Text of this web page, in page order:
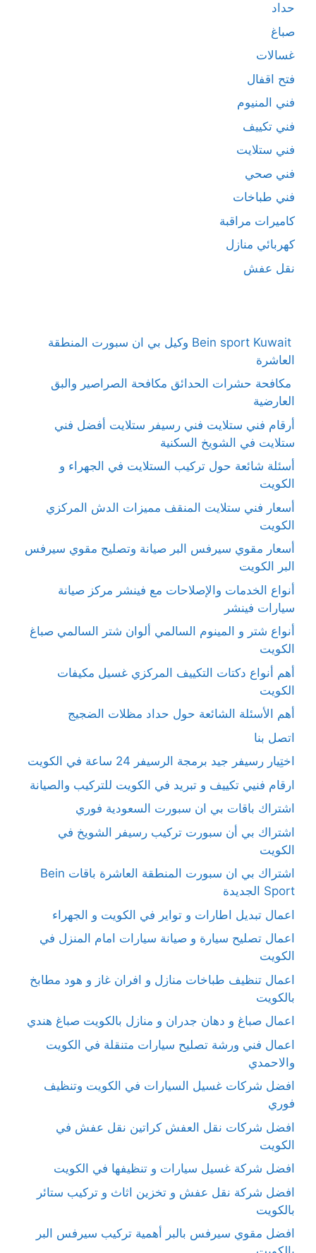
حداد
صباغ
غسالات
فتح اقفال
فني المنيوم
فني تكييف
فني ستلايت
فني صحي
فني طباخات
كاميرات مراقبة
كهربائي منازل
نقل عفش
Bein sport Kuwait وكيل بي ان سبورت المنطقة
العاشرة
مكافحة حشرات الحدائق مكافحة الصراصير والبق
العارضية
أرقام فني ستلايت فني رسيفر ستلايت أفضل فني
ستلايت في الشويخ السكنية
أسئلة شائعة حول تركيب الستلايت في الجهراء و
الكويت
أسعار فني ستلايت المنقف مميزات الدش المركزي
الكويت
أسعار مقوي سيرفس البر صيانة وتصليح مقوي سيرفس
البر الكويت
أنواع الخدمات والإصلاحات مع فينشر مركز صيانة
سيارات فينشر
أنواع شتر و المينوم السالمي ألوان شتر السالمي صباغ
الكويت
أهم أنواع دكتات التكييف المركزي غسيل مكيفات
الكويت
أهم الأسئلة الشائعة حول حداد مظلات الضجيج
اتصل بنا
اختِيار رسيفر جيد برمجة الرسيفر 24 ساعة في الكويت
ارقام فنيي تكييف و تبريد في الكويت للتركيب والصيانة
اشتراك باقات بي ان سبورت السعودية فوري
اشتراك بي أن سبورت تركيب رسيفر الشويخ في
الكويت
اشتراك بي ان سبورت المنطقة العاشرة باقات Bein
Sport الجديدة
اعمال تبديل اطارات و تواير في الكويت و الجهراء
اعمال تصليح سيارة و صيانة سيارات امام المنزل في
الكويت
اعمال تنظيف طباخات منازل و افران غاز و هود مطابخ
بالكويت
اعمال صباغ و دهان جدران و منازل بالكويت صباغ هندي
اعمال فني ورشة تصليح سيارات متنقلة في الكويت
والاحمدي
افضل شركات غسيل السيارات في الكويت وتنظيف
فوري
افضل شركات نقل العفش كراتين نقل عفش في
الكويت
افضل شركة غسيل سيارات و تنظيفها في الكويت
افضل شركة نقل عفش و تخزين اثاث و تركيب ستائر
بالكويت
افضل مقوي سيرفس بالبر أهمية تركيب سيرفس البر